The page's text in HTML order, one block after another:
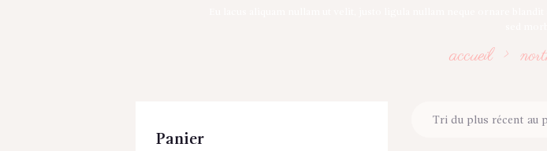
accueil
Panier